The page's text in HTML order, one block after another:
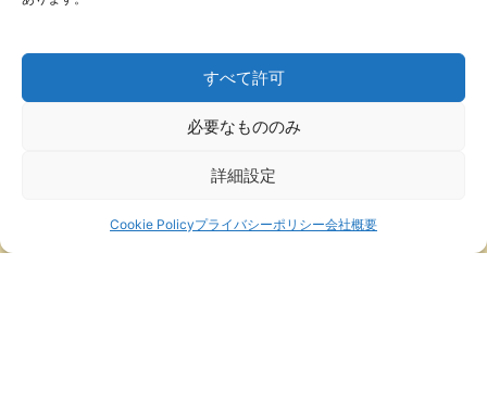
すべて許可
必要なもののみ
詳細設定
Cookie Policyプライバシーポリシー会社概要
動画の購入・閲覧はこちら
ログイン／マイページ